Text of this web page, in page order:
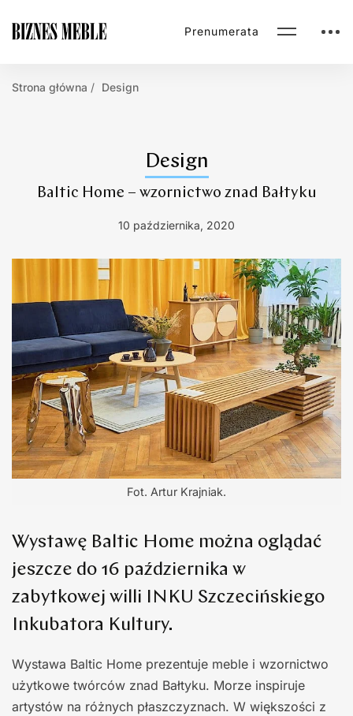
Prenumerata
Strona główna Design
Design
Baltic Home – wzornictwo znad Bałtyku
10 października, 2020
Fot. Artur Krajniak.
Wystawę Baltic Home można oglądać
jeszcze do 16 października w
zabytkowej willi INKU Szczecińskiego
Inkubatora Kultury.
Wystawa Baltic Home prezentuje meble i wzornictwo
użytkowe twórców znad Bałtyku. Morze inspiruje
artystów na różnych płaszczyznach. W większości z